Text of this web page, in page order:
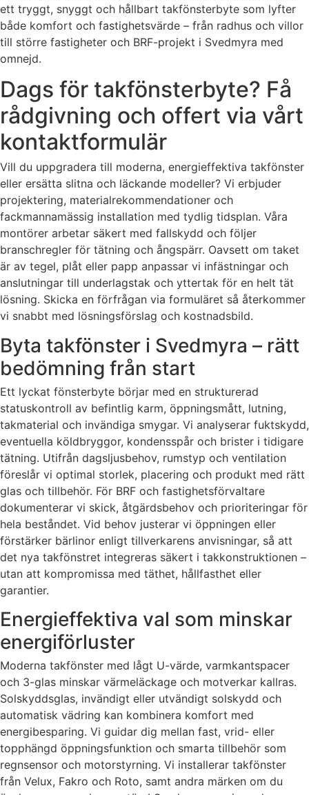
ett tryggt, snyggt och hållbart takfönsterbyte som lyfter
både komfort och fastighetsvärde – från radhus och villor
till större fastigheter och BRF-projekt i Svedmyra med
omnejd.
Dags för takfönsterbyte? Få
rådgivning och offert via vårt
kontaktformulär
Vill du uppgradera till moderna, energieffektiva takfönster
eller ersätta slitna och läckande modeller? Vi erbjuder
projektering, materialrekommendationer och
fackmannamässig installation med tydlig tidsplan. Våra
montörer arbetar säkert med fallskydd och följer
branschregler för tätning och ångspärr. Oavsett om taket
är av tegel, plåt eller papp anpassar vi infästningar och
anslutningar till underlagstak och yttertak för en helt tät
lösning. Skicka en förfrågan via formuläret så återkommer
vi snabbt med lösningsförslag och kostnadsbild.
Byta takfönster i Svedmyra – rätt
bedömning från start
Ett lyckat fönsterbyte börjar med en strukturerad
statuskontroll av befintlig karm, öppningsmått, lutning,
takmaterial och invändiga smygar. Vi analyserar fuktskydd,
eventuella köldbryggor, kondensspår och brister i tidigare
tätning. Utifrån dagsljusbehov, rumstyp och ventilation
föreslår vi optimal storlek, placering och produkt med rätt
glas och tillbehör. För BRF och fastighetsförvaltare
dokumenterar vi skick, åtgärdsbehov och prioriteringar för
hela beståndet. Vid behov justerar vi öppningen eller
förstärker bärlinor enligt tillverkarens anvisningar, så att
det nya takfönstret integreras säkert i takkonstruktionen –
utan att kompromissa med täthet, hållfasthet eller
garantier.
Energieffektiva val som minskar
energiförluster
Moderna takfönster med lågt U-värde, varmkantspacer
och 3-glas minskar värmeläckage och motverkar kallras.
Solskyddsglas, invändigt eller utvändigt solskydd och
automatisk vädring kan kombinera komfort med
energibesparing. Vi guidar dig mellan fast, vrid- eller
topphängd öppningsfunktion och smarta tillbehör som
regnsensor och motorstyrning. Vi installerar takfönster
från Velux, Fakro och Roto, samt andra märken om du